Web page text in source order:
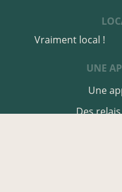
Vraiment local !
UNE
Une
Des